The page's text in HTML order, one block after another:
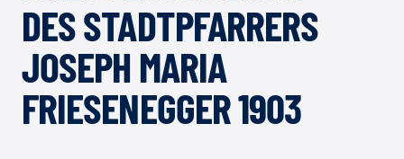
DES STADTPFARRERS
JOSEPH MARIA
FRIESENEGGER 1903